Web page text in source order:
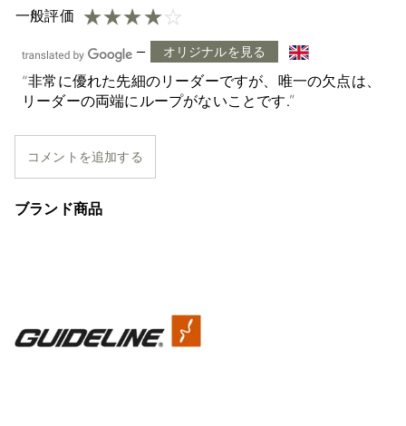
一般評価 ☆☆☆☆☆
— オリジナルを見る
非常に優れた先細のリーダーですが、唯一の欠点は、
リーダーの両端にループがないことです.
コメントを追加する
ブランド商品